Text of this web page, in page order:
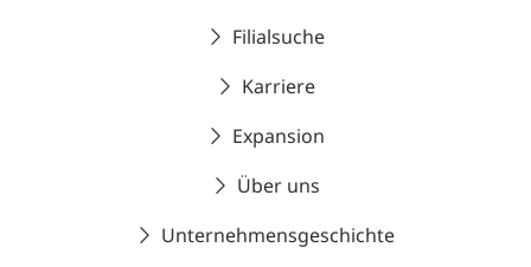
Filialsuche
Karriere
Expansion
Über uns
Unternehmensgeschichte